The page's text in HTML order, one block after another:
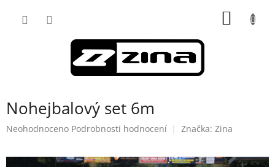
Nohejbalový set 6m
Průměrné
Neohodnoceno Podrobnosti hodnocení Značka: Zina